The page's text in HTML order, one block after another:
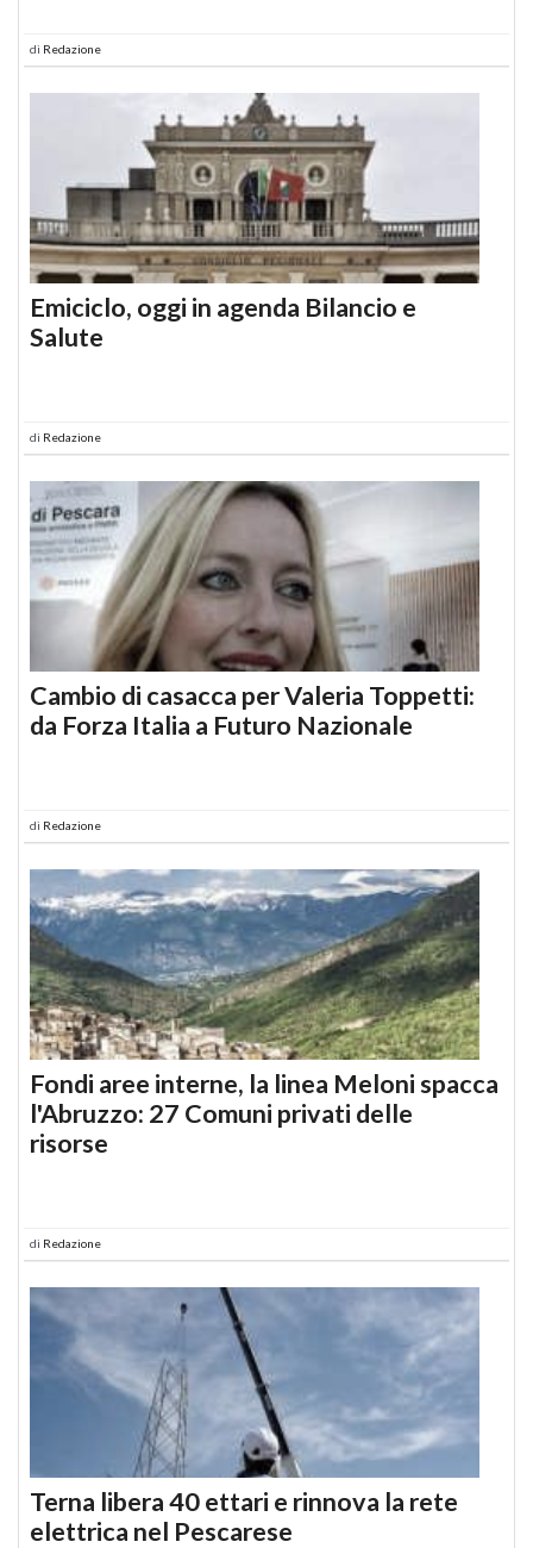
di Redazione
Emiciclo, oggi in agenda Bilancio e
Salute
di Redazione
Cambio di casacca per Valeria Toppetti:
da Forza Italia a Futuro Nazionale
di Redazione
Fondi aree interne, la linea Meloni spacca
l'Abruzzo: 27 Comuni privati delle
risorse
di Redazione
Terna libera 40 ettari e rinnova la rete
elettrica nel Pescarese